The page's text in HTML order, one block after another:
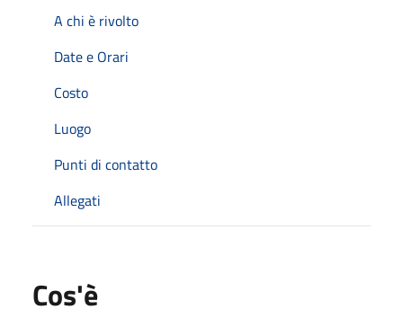
A chi è rivolto
Date e Orari
Costo
Luogo
Punti di contatto
Allegati
Cos'è